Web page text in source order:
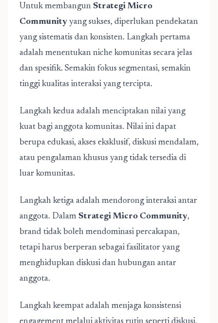
Untuk membangun Strategi Micro
Community yang sukses, diperlukan pendekatan
yang sistematis dan konsisten. Langkah pertama
adalah menentukan niche komunitas secara jelas
dan spesifik. Semakin fokus segmentasi, semakin
tinggi kualitas interaksi yang tercipta.
Langkah kedua adalah menciptakan nilai yang
kuat bagi anggota komunitas. Nilai ini dapat
berupa edukasi, akses eksklusif, diskusi mendalam,
atau pengalaman khusus yang tidak tersedia di
luar komunitas.
Langkah ketiga adalah mendorong interaksi antar
anggota. Dalam Strategi Micro Community,
brand tidak boleh mendominasi percakapan,
tetapi harus berperan sebagai fasilitator yang
menghidupkan diskusi dan hubungan antar
anggota.
Langkah keempat adalah menjaga konsistensi